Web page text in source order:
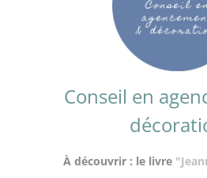
Conseil en
À découvrir : le livre